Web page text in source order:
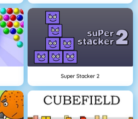
Super Stacker 2